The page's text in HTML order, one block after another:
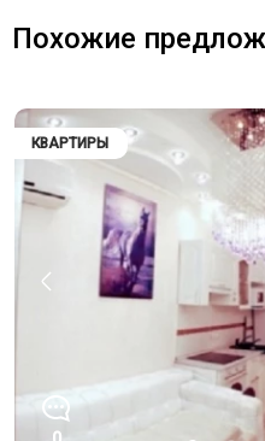
Похожие
КВАРТИРЫ